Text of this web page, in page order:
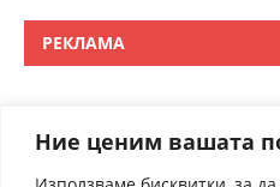
Ние ценим вашата
РЕКЛАМА